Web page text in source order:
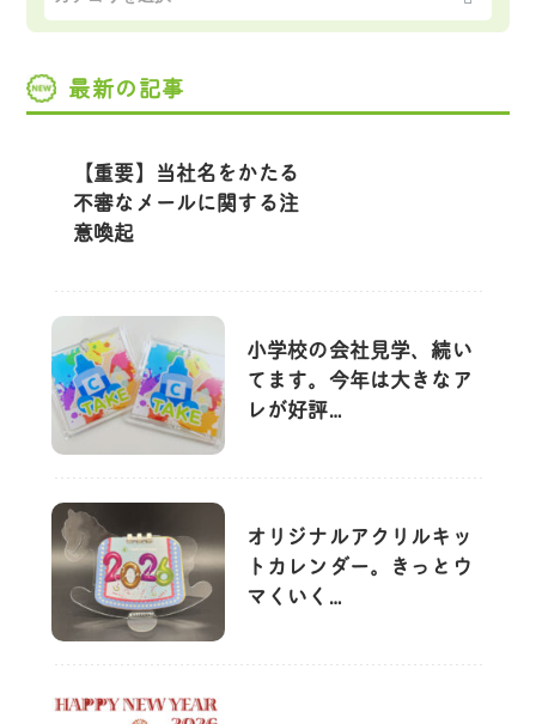
最新の記事
【重要】当社名をかたる
不審なメールに関する注
意喚起
小学校の会社見学、続い
てます。今年は大きなア
レが好評…
オリジナルアクリルキッ
トカレンダー。きっとウ
マくいく…